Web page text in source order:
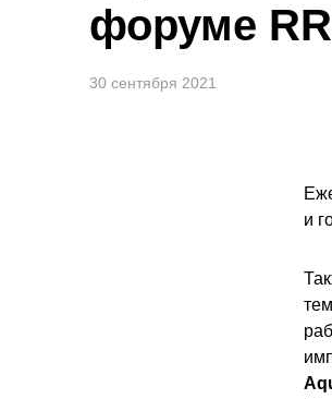
форуме
30 сентября 2021
и